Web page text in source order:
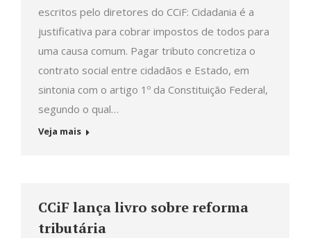
escritos pelo diretores do CCiF: Cidadania é a
justificativa para cobrar impostos de todos para
uma causa comum. Pagar tributo concretiza o
contrato social entre cidadãos e Estado, em
sintonia com o artigo 1º da Constituição Federal,
segundo o qual…
Veja mais
CCiF lança livro sobre reforma
tributária